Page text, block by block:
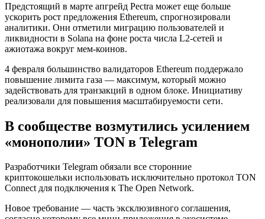
Предстоящий в марте апгрейд Pectra может еще больше
ускорить рост предложения Ethereum, спрогнозировали
аналитики. Они отметили миграцию пользователей и
ликвидности в Solana на фоне роста числа L2-сетей и
ажиотажа вокруг мем-коинов.
4 февраля большинство валидаторов Ethereum поддержало
повышение лимита газа — максимум, который можно
задействовать для транзакций в одном блоке. Инициативу
реализовали для повышения масштабируемости сети.
В сообществе возмутились усилением
«монополии» TON в Telegram
Разработчики Telegram обязали все сторонние
криптокошельки использовать исключительно протокол TON
Connect для подключения к The Open Network.
Новое требование — часть эксклюзивного соглашения,